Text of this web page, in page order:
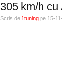
305 km/h cu
Scris de 1tuning pe 15-